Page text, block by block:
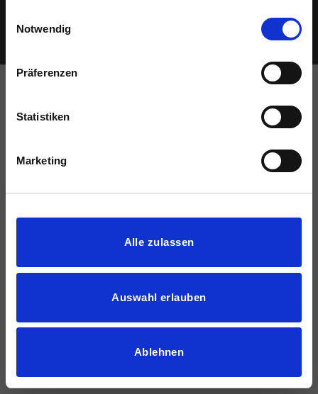
Notwendig
Präferenzen
Statistiken
Marketing
Details zeigen
Alle zulassen
Auswahl erlauben
Ablehnen